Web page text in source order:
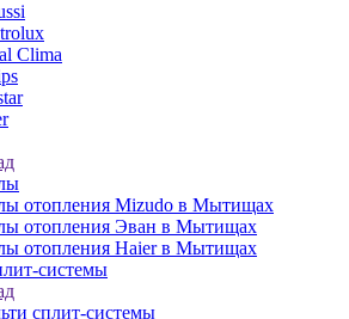
Clima
отопления Mizudo в Мытищах
отопления Эван в Мытищах
отопления Haier в Мытищах
системы
сплит-системы